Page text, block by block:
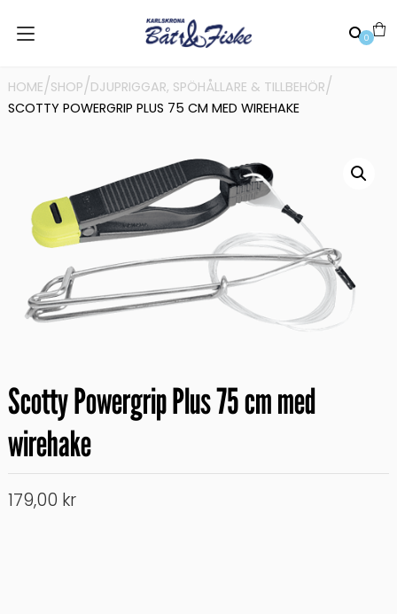
0
HOME/SHOP/DJUPRIGGAR, SPÖHÅLLARE & TILLBEHÖR/
SCOTTY POWERGRIP PLUS 75 CM MED WIREHAKE
Scotty Powergrip Plus 75 cm med
wirehake
179,00 kr